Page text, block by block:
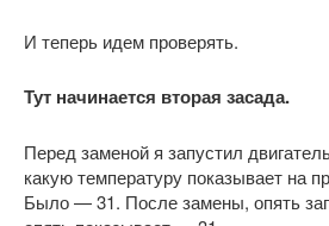
И теперь идем проверять.
Тут начинается вторая засада.
Перед заменой я запустил
какую температуру показывает на
Было — 31. После замены, опять